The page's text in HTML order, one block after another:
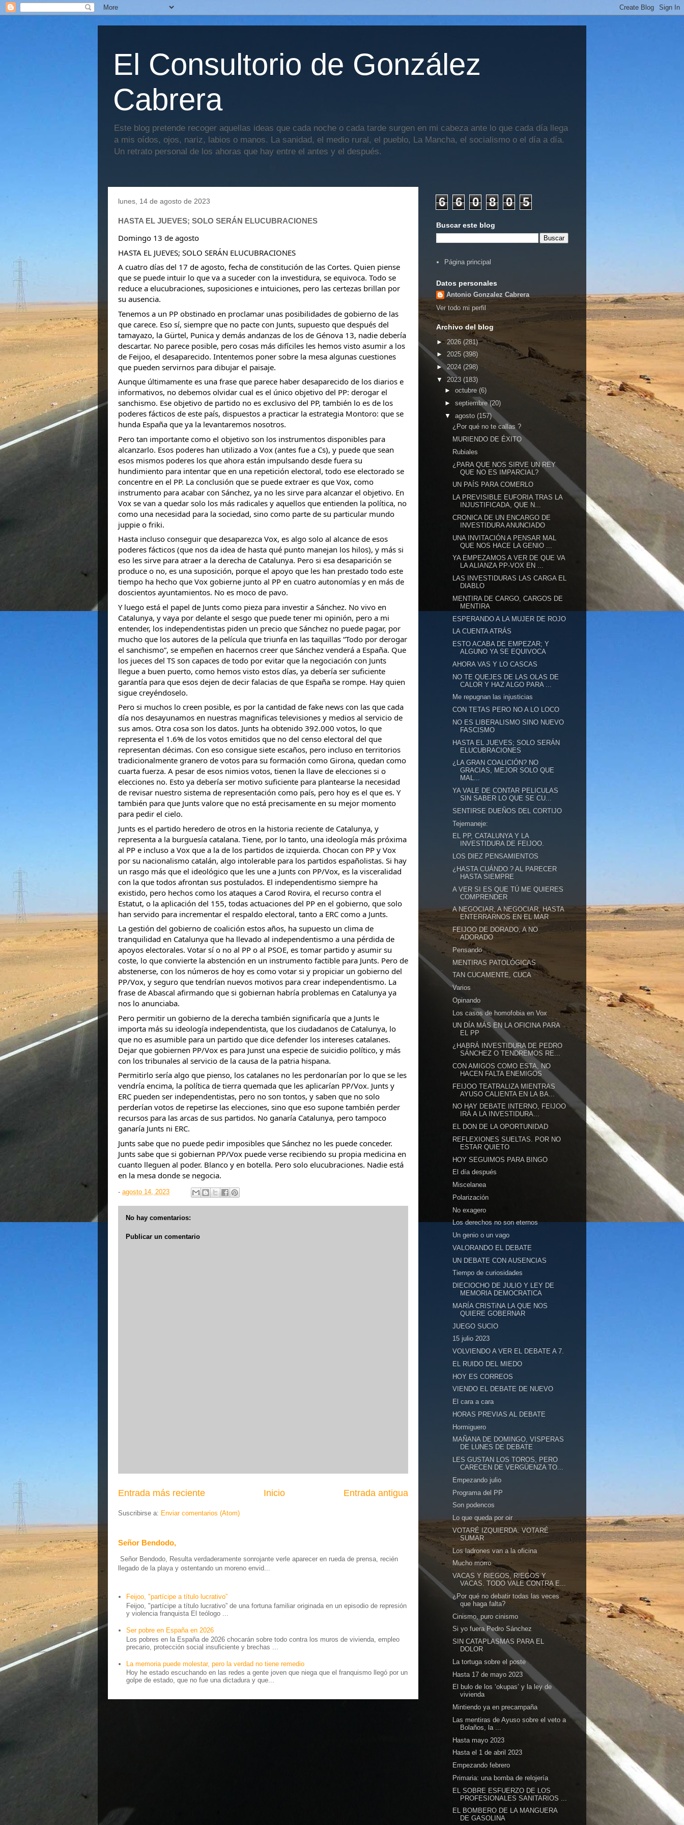
El Consultorio de González
Cabrera
Este blog pretende recoger aquellas ideas que cada noche o cada tarde surgen en mi cabeza ante lo que cada día llega
a mis oídos, ojos, nariz, labios o manos. La sanidad, el medio rural, el pueblo, La Mancha, el socialismo o el día a día.
Un retrato personal de los ahoras que hay entre el antes y el después.
lunes, 14 de agosto de 2023
HASTA EL JUEVES; SOLO SERÁN ELUCUBRACIONES
Domingo 13 de agosto
HASTA EL JUEVES; SOLO SERÁN ELUCUBRACIONES
A cuatro días del 17 de agosto, fecha de constitución de las Cortes. Quien piense
que se puede intuir lo que va a suceder con la investidura, se equivoca. Todo se
reduce a elucubraciones, suposiciones e intuiciones, pero las certezas brillan por
su ausencia.
Tenemos a un PP obstinado en proclamar unas posibilidades de gobierno de las
que carece. Eso sí, siempre que no pacte con Junts, supuesto que después del
tamayazo, la Gürtel, Punica y demás andanzas de los de Génova 13, nadie debería
descartar. No parece posible, pero cosas más difíciles les hemos visto asumir a los
de Feijoo, el desaparecido. Intentemos poner sobre la mesa algunas cuestiones
que pueden servirnos para dibujar el paisaje.
Aunque últimamente es una frase que parece haber desaparecido de los diarios e
informativos, no debemos olvidar cual es el único objetivo del PP: derogar el
sanchismo. Ese objetivo de partido no es exclusivo del PP, también lo es de los
poderes fácticos de este país, dispuestos a practicar la estrategia Montoro: que se
hunda España que ya la levantaremos nosotros.
Pero tan importante como el objetivo son los instrumentos disponibles para
alcanzarlo. Esos poderes han utilizado a Vox (antes fue a Cs), y puede que sean
esos mismos poderes los que ahora están impulsando desde fuera su
hundimiento para intentar que en una repetición electoral, todo ese electorado se
concentre en el PP. La conclusión que se puede extraer es que Vox, como
instrumento para acabar con Sánchez, ya no les sirve para alcanzar el objetivo. En
Vox se van a quedar solo los más radicales y aquellos que entienden la política, no
como una necesidad para la sociedad, sino como parte de su particular mundo
juppie o friki.
Hasta incluso conseguir que desaparezca Vox, es algo solo al alcance de esos
poderes fácticos (que nos da idea de hasta qué punto manejan los hilos), y más si
eso les sirve para atraer a la derecha de Catalunya. Pero si esa desaparición se
produce o no, es una suposición, porque el apoyo que les han prestado todo este
tiempo ha hecho que Vox gobierne junto al PP en cuatro autonomías y en más de
doscientos ayuntamientos. No es moco de pavo.
Y luego está el papel de Junts como pieza para investir a Sánchez. No vivo en
Catalunya, y vaya por delante el sesgo que puede tener mi opinión, pero a mi
entender, los independentistas piden un precio que Sánchez no puede pagar, por
mucho que los autores de la película que triunfa en las taquillas “Todo por derogar
el sanchismo”, se empeñen en hacernos creer que Sánchez venderá a España. Que
los jueces del TS son capaces de todo por evitar que la negociación con Junts
llegue a buen puerto, como hemos visto estos días, ya debería ser suficiente
garantía para que esos dejen de decir falacias de que España se rompe. Hay quien
sigue creyéndoselo.
Pero si muchos lo creen posible, es por la cantidad de fake news con las que cada
día nos desayunamos en nuestras magnificas televisiones y medios al servicio de
sus amos. Otra cosa son los datos. Junts ha obtenido 392.000 votos, lo que
representa el 1.6% de los votos emitidos que no del censo electoral del que
representan décimas. Con eso consigue siete escaños, pero incluso en territorios
tradicionalmente granero de votos para su formación como Girona, quedan como
cuarta fuerza. A pesar de esos nimios votos, tienen la llave de elecciones si o
elecciones no. Esto ya debería ser motivo suficiente para plantearse la necesidad
de revisar nuestro sistema de representación como país, pero hoy es el que es. Y
también para que Junts valore que no está precisamente en su mejor momento
para pedir el cielo.
Junts es el partido heredero de otros en la historia reciente de Catalunya, y
representa a la burguesía catalana. Tiene, por lo tanto, una ideología más próxima
al PP e incluso a Vox que a la de los partidos de izquierda. Chocan con PP y Vox
por su nacionalismo catalán, algo intolerable para los partidos españolistas. Si hay
un rasgo más que el ideológico que les une a Junts con PP/Vox, es la visceralidad
con la que todos afrontan sus postulados. El independentismo siempre ha
existido, pero hechos como los ataques a Carod Rovira, el recurso contra el
Estatut, o la aplicación del 155, todas actuaciones del PP en el gobierno, que solo
han servido para incrementar el respaldo electoral, tanto a ERC como a Junts.
La gestión del gobierno de coalición estos años, ha supuesto un clima de
tranquilidad en Catalunya que ha llevado al independentismo a una pérdida de
apoyos electorales. Votar sí o no al PP o al PSOE, es tomar partido y asumir su
coste, lo que convierte la abstención en un instrumento factible para Junts. Pero de
abstenerse, con los números de hoy es como votar si y propiciar un gobierno del
PP/Vox, y seguro que tendrían nuevos motivos para crear independentismo. La
frase de Abascal afirmando que si gobiernan habría problemas en Catalunya ya
nos lo anunciaba.
Pero permitir un gobierno de la derecha también significaría que a Junts le
importa más su ideología independentista, que los ciudadanos de Catalunya, lo
que no es asumible para un partido que dice defender los intereses catalanes.
Dejar que gobiernen PP/Vox es para Junst una especie de suicidio político, y más
con los tribunales al servicio de la causa de la patria hispana.
Permitirlo sería algo que pienso, los catalanes no les perdonarían por lo que se les
vendría encima, la política de tierra quemada que les aplicarían PP/Vox. Junts y
ERC pueden ser independentistas, pero no son tontos, y saben que no solo
perderían votos de repetirse las elecciones, sino que eso supone también perder
recursos para las arcas de sus partidos. No ganaría Catalunya, pero tampoco
ganaría Junts ni ERC.
Junts sabe que no puede pedir imposibles que Sánchez no les puede conceder.
Junts sabe que si gobiernan PP/Vox puede verse recibiendo su propia medicina en
cuanto lleguen al poder. Blanco y en botella. Pero solo elucubraciones. Nadie está
en la mesa donde se negocia.
- agosto 14, 2023
No hay comentarios:
Publicar un comentario
Entrada más reciente Entrada antigua
Inicio
Suscribirse a: Enviar comentarios (Atom)
Señor Bendodo,
Señor Bendodo, Resulta verdaderamente sonrojante verle aparecer en rueda de prensa, recién
llegado de la playa y ostentando un moreno envid...
Feijoo, "partícipe a título lucrativo”
Feijoo, "partícipe a título lucrativo” de una fortuna familiar originada en un episodio de represión
y violencia franquista El teólogo ...
Ser pobre en España en 2026
Los pobres en la España de 2026 chocarán sobre todo contra los muros de vivienda, empleo
precario, protección social insuficiente y brechas ...
La memoria puede molestar, pero la verdad no tiene remedio
Hoy he estado escuchando en las redes a gente joven que niega que el franquismo llegó por un
golpe de estado, que no fue una dictadura y que...
6 6 0 8 0 5
Buscar este blog
Página principal
Datos personales
Antonio Gonzalez Cabrera
Ver todo mi perfil
Archivo del blog
► 2026 (281)
► 2025 (398)
►2024 (298)
▼ 2023 (183)
► octubre (6)
► septiembre(20)
▼ agosto (157)
¿Por qué no te callas ?
MURIENDO DE ÉXITO
Rubiales
¿PARA QUE NOS SIRVE UN REY
QUE NO ES IMPARCIAL?
UN PAÍS PARA COMERLO
LA PREVISIBLE EUFORIA TRAS LA
INJUSTIFICADA, QUE N...
CRONICA DE UN ENCARGO DE
INVESTIDURA ANUNCIADO
UNA INVITACIÓN A PENSAR MAL
QUE NOS HACE LA GENIO ...
YA EMPEZAMOS A VER DE QUE VA
LA ALIANZA PP-VOX EN ...
LAS INVESTIDURAS LAS CARGA EL
DIABLO
MENTIRA DE CARGO, CARGOS DE
MENTIRA
ESPERANDO A LA MUJER DE ROJO
LA CUENTA ATRÁS
ESTO ACABA DE EMPEZAR; Y
ALGUNO YA SE EQUIVOCA
AHORA VAS Y LO CASCAS
NO TE QUEJES DE LAS OLAS DE
CALOR Y HAZ ALGO PARA ...
Me repugnan las injusticias
CON TETAS PERO NO A LO LOCO
NO ES LIBERALISMO SINO NUEVO
FASCISMO
HASTA EL JUEVES; SOLO SERÁN
ELUCUBRACIONES
¿LA GRAN COALICIÓN? NO
GRACIAS, MEJOR SOLO QUE
MAL...
YA VALE DE CONTAR PELICULAS
SIN SABER LO QUE SE CU...
SENTIRSE DUEÑOS DEL CORTIJO
Tejemaneje:
EL PP, CATALUNYA Y LA
INVESTIDURA DE FEIJOO.
LOS DIEZ PENSAMIENTOS
¿HASTA CUÁNDO ? AL PARECER
HASTA SIEMPRE
A VER SI ES QUE TÚ ME QUIERES
COMPRENDER
A NEGOCIAR, A NEGOCIAR, HASTA
ENTERRARNOS EN EL MAR
FEIJOO DE DORADO, A NO
ADORADO
Pensando
MENTIRAS PATOLÓGICAS
TAN CUCAMENTE, CUCA
Varios
Opinando
Los casos de homofobia en Vox
UN DÍA MÁS EN LA OFICINA PARA
EL PP
¿HABRÁ INVESTIDURA DE PEDRO
SÁNCHEZ O TENDREMOS RE...
CON AMIGOS COMO ESTA, NO
HACEN FALTA ENEMIGOS
FEIJOO TEATRALIZA MIENTRAS
AYUSO CALIENTA EN LA BA...
NO HAY DEBATE INTERNO, FEIJOO
IRÁ A LA INVESTIDURA...
EL DON DE LA OPORTUNIDAD
REFLEXIONES SUELTAS. POR NO
ESTAR QUIETO
HOY SEGUIMOS PARA BINGO
El día después
Miscelanea
Polarización
No exagero
Los derechos no son eternos
Un genio o un vago
VALORANDO EL DEBATE
UN DEBATE CON AUSENCIAS
Tiempo de curiosidades
DIECIOCHO DE JULIO Y LEY DE
MEMORIA DEMOCRATICA
MARÍA CRISTiNA LA QUE NOS
QUIERE GOBERNAR
JUEGO SUCIO
15 julio 2023
VOLVIENDO A VER EL DEBATE A 7.
EL RUIDO DEL MIEDO
HOY ES CORREOS
VIENDO EL DEBATE DE NUEVO
El cara a cara
HORAS PREVIAS AL DEBATE
Hormiguero
MAÑANA DE DOMINGO, VISPERAS
DE LUNES DE DEBATE
LES GUSTAN LOS TOROS, PERO
CARECEN DE VERGÜENZA TO...
Empezando julio
Programa del PP
Son podencos
Lo que queda por oir
VOTARÉ IZQUIERDA. VOTARÉ
SUMAR
Los ladrones van a la oficina
Mucho morro
VACAS Y RIEGOS, RIEGOS Y
VACAS. TODO VALE CONTRA E...
¿Por qué no debatir todas las veces
que haga falta?
Cinismo, puro cinismo
Si yo fuera Pedro Sánchez
SIN CATAPLASMAS PARA EL
DOLOR
La tortuga sobre el poste
Hasta 17 de mayo 2023
El bulo de los ‘okupas’ y la ley de
vivienda
Mintiendo ya en precampaña
Las mentiras de Ayuso sobre el veto a
Bolaños, la ...
Hasta mayo 2023
Hasta el 1 de abril 2023
Empezando febrero
Primaria: una bomba de relojería
EL SOBRE ESFUERZO DE LOS
PROFESIONALES SANITARIOS ...
EL BOMBERO DE LA MANGUERA
DE GASOLINA